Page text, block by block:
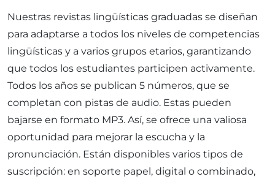
Nuestras revistas lingüísticas graduadas se diseñan
para adaptarse a todos los niveles de competencias
lingüísticas y a varios grupos etarios, garantizando
que todos los estudiantes participen activamente.
Todos los años se publican 5 números, que se
completan con pistas de audio. Estas pueden
bajarse en formato MP3. Así, se ofrece una valiosa
oportunidad para mejorar la escucha y la
pronunciación. Están disponibles varios tipos de
suscripción: en soporte papel, digital o combinado,